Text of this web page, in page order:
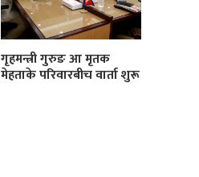
गृहमन्त्री गुरुङ आ मृतक
मेहताके परिवारबीच वार्ता शुरू